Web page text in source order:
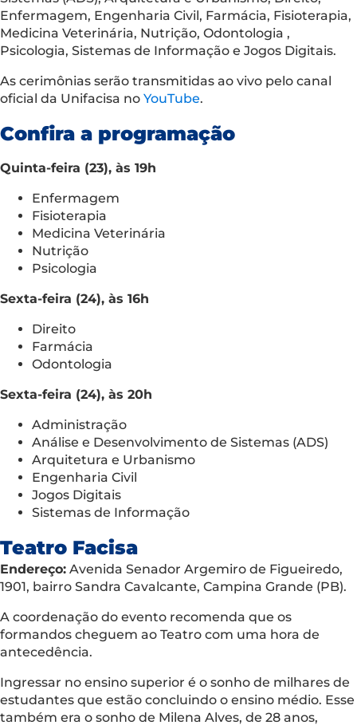
Enfermagem, Engenharia Civil, Farmácia, Fisioterapia,
Medicina Veterinária, Nutrição, Odontologia ,
Psicologia, Sistemas de Informação e Jogos Digitais.
As cerimônias serão transmitidas ao vivo pelo canal
oficial da Unifacisa no YouTube.
Confira a programação
Quinta-feira (23), às 19h
Enfermagem
Fisioterapia
Medicina Veterinária
Nutrição
Psicologia
Sexta-feira (24), às 16h
Direito
Farmácia
Odontologia
Sexta-feira (24), às 20h
Administração
Análise e Desenvolvimento de Sistemas (ADS)
Arquitetura e Urbanismo
Engenharia Civil
Jogos Digitais
Sistemas de Informação
Teatro Facisa
Endereço: Avenida Senador Argemiro de Figueiredo,
1901, bairro Sandra Cavalcante, Campina Grande (PB).
A coordenação do evento recomenda que os
formandos cheguem ao Teatro com uma hora de
antecedência.
Ingressar no ensino superior é o sonho de milhares de
estudantes que estão concluindo o ensino médio. Esse
também era o sonho de Milena Alves, de 28 anos,